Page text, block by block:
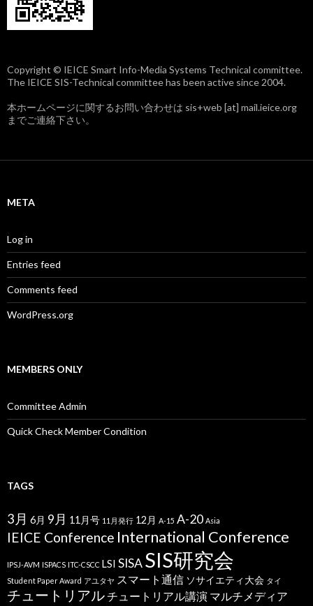
Copyright © IEICE Smart Info-Media Systems Technical committee.
The IEICE SIS-Technical committee has been active since 2004.
本ホームページに関するお問い合わせは sis+web [at] mail.ieice.org
までご連絡下さい。
META
Log in
Entries feed
Comments feed
WordPress.org
MEMBERS ONLY
Committee Admin
Quick Check Member Condition
TAGS
3月 6月 9月 11月号 11月発行 12月 A-15 A-20 Asia
IEICE Conference International Conference
IPSJ-AVM ISPACS ITC-CSCC LSI SISASIS研究会
Student Paper Award アユタヤ スマート通信 ソサイエティ大会 タイ
チュートリアルチュートリアル講演 マルチメディア